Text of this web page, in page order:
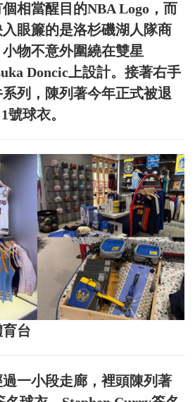
相當醒目的NBA Logo，而
眼簾的是洛杉磯湖人隊商
物不意外圍繞在雙星
Doncic上設計。接著右手
列，陳列著今年正式被退
號球衣。
台
一小段走廊，裡頭陳列著